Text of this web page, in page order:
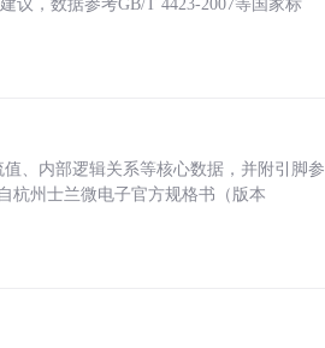
议，数据参考GB/T 4423-2007等国家标
、内部逻辑关系等核心数据，并附引脚参
杭州士兰微电子官方规格书（版本